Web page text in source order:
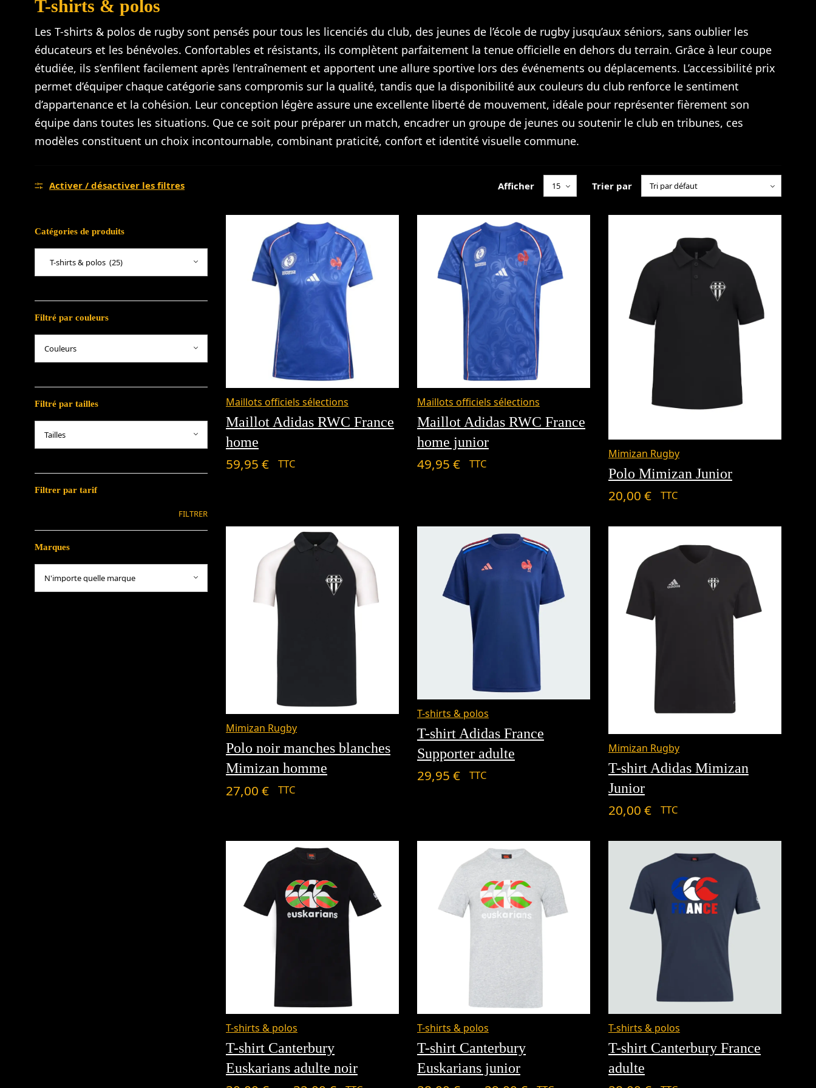
T-shirts & polos
Les T-shirts & polos de rugby sont pensés pour tous les licenciés du club, des jeunes de l’école de rugby jusqu’aux séniors, sans oublier les
éducateurs et les bénévoles. Confortables et résistants, ils complètent parfaitement la tenue officielle en dehors du terrain. Grâce à leur coupe
étudiée, ils s’enfilent facilement après l’entraînement et apportent une allure sportive lors des événements ou déplacements. L’accessibilité prix
permet d’équiper chaque catégorie sans compromis sur la qualité, tandis que la disponibilité aux couleurs du club renforce le sentiment
d’appartenance et la cohésion. Leur conception légère assure une excellente liberté de mouvement, idéale pour représenter fièrement son
équipe dans toutes les situations. Que ce soit pour préparer un match, encadrer un groupe de jeunes ou soutenir le club en tribunes, ces
modèles constituent un choix incontournable, combinant praticité, confort et identité visuelle commune.
Activer / désactiver les filtres Afficher Trier par
Catégories de produits
Filtré par couleurs
Filtré par tailles
Filtrer par tarif
FILTRER
Marques
Maillots officiels sélections
Maillot Adidas RWC France
home
59,95 € TTC
Maillots officiels sélections
Maillot Adidas RWC France
home junior
49,95 € TTC
Mimizan Rugby
Polo Mimizan Junior
20,00 € TTC
Mimizan Rugby
Polo noir manches blanches
Mimizan homme
27,00 € TTC
T-shirts & polos
T-shirt Adidas France
Supporter adulte
29,95 € TTC
Mimizan Rugby
T-shirt Adidas Mimizan
Junior
20,00 € TTC
T-shirts & polos
T-shirt Canterbury
Euskarians adulte noir
prix :
T-shirts & polos
T-shirt Canterbury
Euskarians junior
T-shirts & polos
T-shirt Canterbury France
adulte